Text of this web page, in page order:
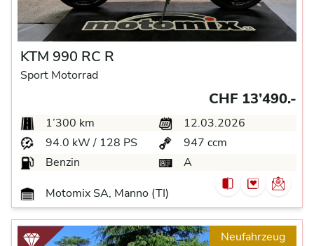
KTM 990 RC R
Sport Motorrad
CHF 13’490.-
1’300 km
12.03.2026
94.0 kW / 128 PS
947 ccm
Benzin
A
Motomix SA, Manno (TI)
Neufahrzeug